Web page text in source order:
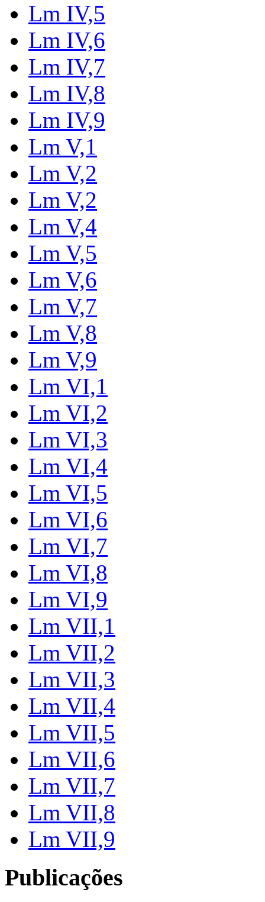
Lm IV,5
Lm IV,6
Lm IV,7
Lm IV,8
Lm IV,9
Lm V,1
Lm V,2
Lm V,2
Lm V,4
Lm V,5
Lm V,6
Lm V,7
Lm V,8
Lm V,9
Lm VI,1
Lm VI,2
Lm VI,3
Lm VI,4
Lm VI,5
Lm VI,6
Lm VI,7
Lm VI,8
Lm VI,9
Lm VII,1
Lm VII,2
Lm VII,3
Lm VII,4
Lm VII,5
Lm VII,6
Lm VII,7
Lm VII,8
Lm VII,9
Publicações